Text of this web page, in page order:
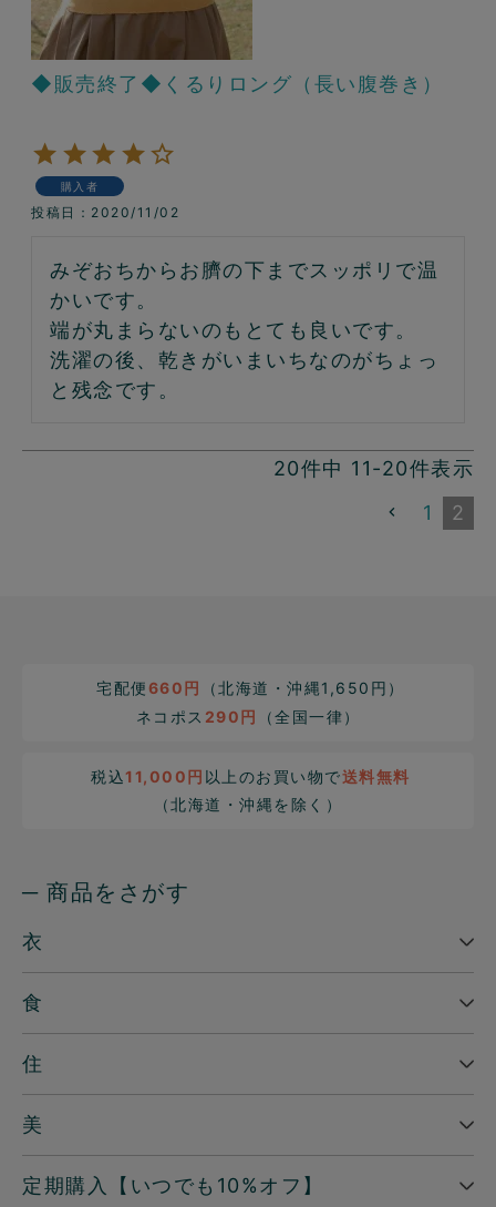
◆販売終了◆くるりロング（長い腹巻き）
購入者
投稿日 2020/11/02
みぞおちからお臍の下までスッポリで温
かいです。
端が丸まらないのもとても良いです。
洗濯の後、乾きがいまいちなのがちょっ
20件中 11-20件表示
1
2
宅配便660円
（北海道・沖縄1,650円）
ネコポス 290円 （全国一律）
税込11,000円 以上のお買い物で送料無料
（北海道・沖縄を除く）
─ 商品をさがす
衣
食
住
美
定期購入【いつでも10%オフ】